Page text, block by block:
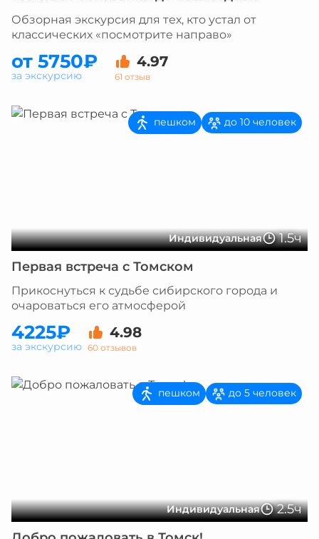
Обзорная экскурсия для тех, кто устал от
классических «посмотрите направо»
от 5750₽ 4.97
61 отзыв
за экскурсию
Индивидуальная 1.5ч
пешком до 10 человек
Первая встреча с Томском
Прикоснуться к судьбе сибирского города и
очароваться его атмосферой
4225₽ 4.98
60 отзывов
за экскурсию
Индивидуальная 2.5ч
пешком до 5 человек